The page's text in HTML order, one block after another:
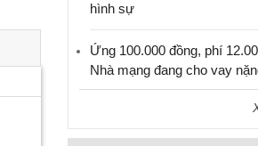
hình sự
Ứng 100.000 đồng, phí
Nhà mạng đang cho vay